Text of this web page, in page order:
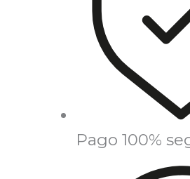
Pago 100%